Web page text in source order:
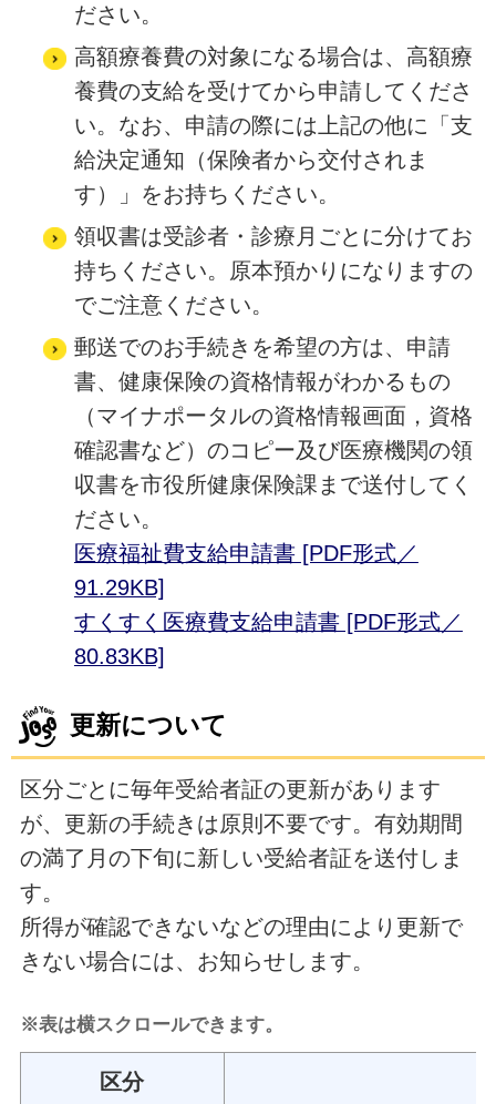
ださい。
高額療養費の対象になる場合は、高額療
養費の支給を受けてから申請してくださ
い。なお、申請の際には上記の他に「支
給決定通知（保険者から交付されま
す）」をお持ちください。
領収書は受診者・診療月ごとに分けてお
持ちください。原本預かりになりますの
でご注意ください。
郵送でのお手続きを希望の方は、申請
書、健康保険の資格情報がわかるもの
（マイナポータルの資格情報画面，資格
確認書など）のコピー及び医療機関の領
収書を市役所健康保険課まで送付してく
ださい。
医療福祉費支給申請書 [PDF形式／
91.29KB]
すくすく医療費支給申請書 [PDF形式／
80.83KB]
更新について
区分ごとに毎年受給者証の更新があります
が、更新の手続きは原則不要です。有効期間
の満了月の下旬に新しい受給者証を送付しま
す。
所得が確認できないなどの理由により更新で
きない場合には、お知らせします。
※表は横スクロールできます。
区分